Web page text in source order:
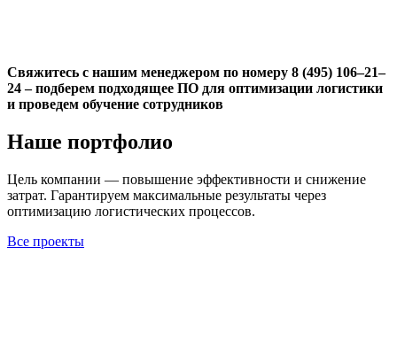
Свяжитесь с нашим менеджером по номеру 8 (495) 106–21–
24 – подберем подходящее ПО для оптимизации логистики
и проведем обучение сотрудников
Наше портфолио
Цель компании — повышение эффективности и снижение
затрат. Гарантируем максимальные результаты через
оптимизацию логистических процессов.
Все проекты